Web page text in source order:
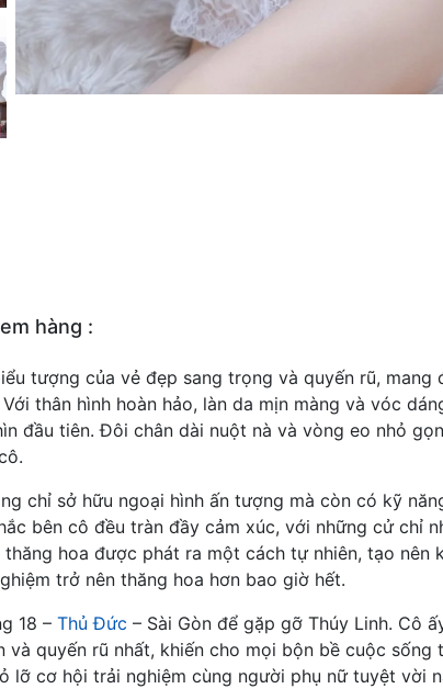
hàng :
tượng của vẻ đẹp sang trọng và quyến rũ,
thân hình hoàn hảo, làn da mịn màng và vóc
đầu tiên. Đôi chân dài nuột nà và vòng eo nhỏ
chỉ sở hữu ngoại hình ấn tượng mà còn có kỹ
bên cô đều tràn đầy cảm xúc, với những cử chỉ
hoa được phát ra một cách tự nhiên, tạo nên
trở nên thăng hoa hơn bao giờ hết.
18 – Thủ Đức – Sài Gòn để gặp gỡ Thúy Linh. Cô
và quyến rũ nhất, khiến cho mọi bộn bề cuộc
lỡ cơ hội trải nghiệm cùng người phụ nữ tuyệt vời